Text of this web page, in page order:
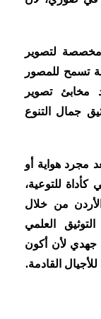
لتصوير
تسمح للمصور
تصوير
جمال التنوع
مجرد هواية أو
للتوعية،
من خلال
العلمي
جهدي لأن أكون
القادمة.